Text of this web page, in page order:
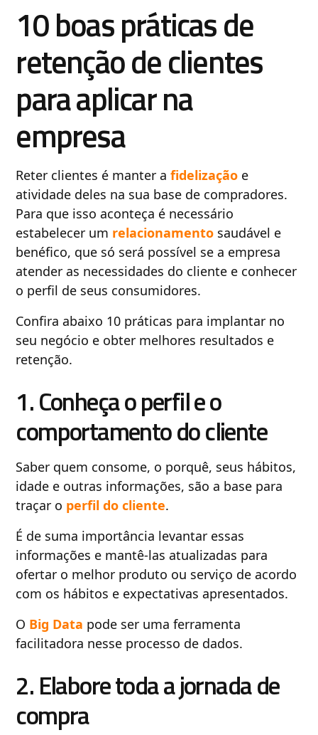
10 boas práticas de
retenção de clientes
para aplicar na
empresa
Reter clientes é manter afidelização e
atividade deles na sua base de compradores.
Para que isso aconteça é necessário
estabelecer um relacionamento saudável e
benéfico, que só será possível se a empresa
atender as necessidades do cliente e conhecer
o perfil de seus consumidores.
Confira abaixo 10 práticas para implantar no
seu negócio e obter melhores resultados e
retenção.
1. Conheça o perfil e o
comportamento do cliente
Saber quem consome, o porquê, seus hábitos,
idade e outras informações, são a base para
traçar o perfil do cliente.
É de suma importância levantar essas
informações e mantê-las atualizadas para
ofertar o melhor produto ou serviço de acordo
com os hábitos e expectativas apresentados.
O Big Data pode ser uma ferramenta
facilitadora nesse processo de dados.
2. Elabore toda a jornada de
compra